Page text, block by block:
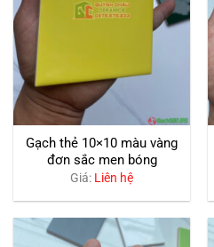
Gạch thẻ 10×10 màu vàng
đơn sắc men bóng
Giá: Liên hệ